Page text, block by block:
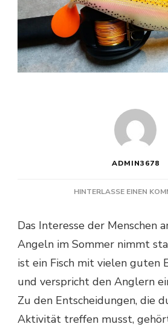
ADMIN3678
HINTERLASSE EINEN
Das Interesse der Menschen
Angeln im Sommer nimmt
ist ein Fisch mit vielen guten
und verspricht den Anglern
Zu den Entscheidungen, die
Aktivität treffen musst,